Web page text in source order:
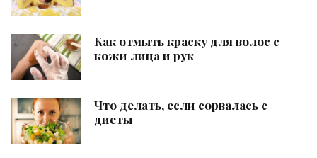
Как отмыть краску для волос с
кожи лица и рук
Что делать, если сорвалась с
диеты